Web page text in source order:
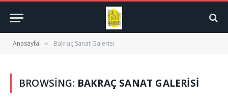
Anasayfa » Bakraç Sanat Galerisi
BROWSING: BAKRAÇ SANAT GALERISI